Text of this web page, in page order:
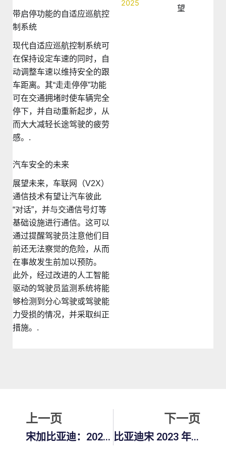
带启停功能的自适应巡航控
制系统
现代自适应巡航控制系统可
在保持设定车速的同时，自
动调整车速以维持安全的跟
车距离。其“走走停停”功能
可在交通拥堵时使车辆完全
停下，并自动重新起步，从
而大大减轻长途驾驶的疲劳
感。.
汽车安全的未来
展望未来，车联网（V2X）
通信技术有望让汽车彼此
“对话”，并与交通信号灯等
基础设施进行通信。这可以
通过提醒驾驶员注意他们目
前还无法察觉的危险，从而
在事故发生前加以预防。
此外，经过改进的人工智能
驱动的驾驶员监测系统将能
够检测到分心驾驶或驾驶能
力受损的情况，并采取纠正
措施。.
望
上一页
宋加比亚迪：2026-2027 年混合动力和电动 SUV 革命终极指南
下一页
比亚迪宋 2023 年销量单位：分析 2023 年总销量和全球市场影响